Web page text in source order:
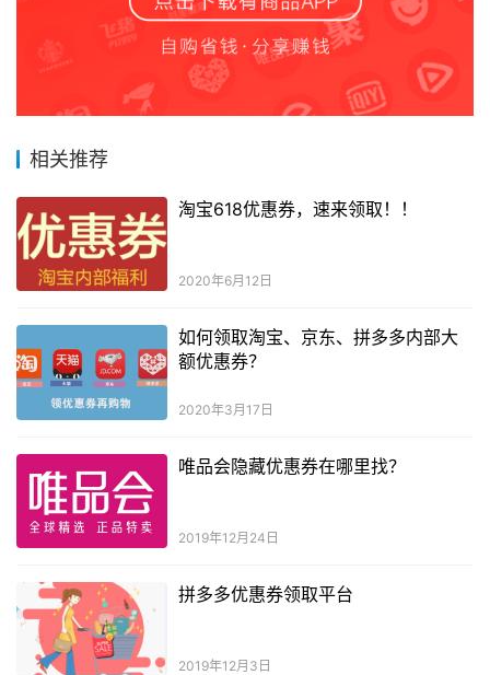
相关推荐
淘宝618优惠券，速来领取！！
2020年6月12日
如何领取淘宝、京东、拼多多内部大
额优惠券？
2020年3月17日
唯品会隐藏优惠券在哪里找？
2019年12月24日
拼多多优惠券领取平台
2019年12月3日